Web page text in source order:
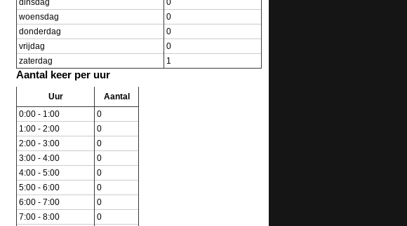
dinsdag
0
woensdag
0
donderdag
0
vrijdag
0
zaterdag
1
Aantal keer per uur
Uur
Aantal
0:00 - 1:00
0
1:00 - 2:00
0
2:00 - 3:00
0
3:00 - 4:00
0
4:00 - 5:00
0
5:00 - 6:00
0
6:00 - 7:00
0
7:00 - 8:00
0